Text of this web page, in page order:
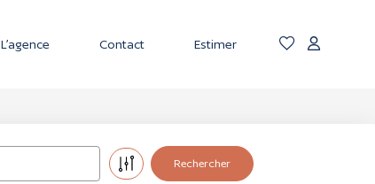
L’agence Contact Estimer